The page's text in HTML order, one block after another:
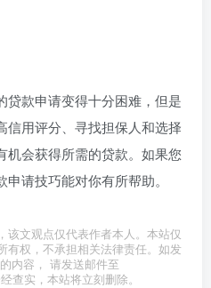
贷款申请变得十分困难，但是
信用评分、寻找担保人和选择
机会获得所需的贷款。如果您
请技巧能对你有所帮助。
该文观点仅代表作者本人。本站仅
有权，不承担相关法律责任。如发
内容， 请发送邮件至
查实，本站将立刻删除。